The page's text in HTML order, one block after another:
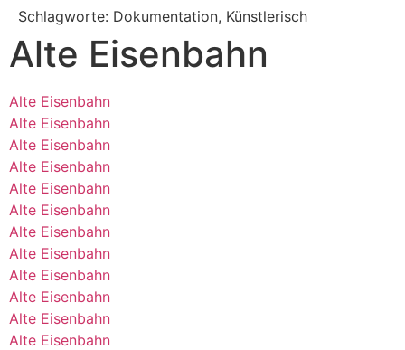
Schlagworte: Dokumentation, Künstlerisch
Alte Eisenbahn
Alte Eisenbahn
Alte Eisenbahn
Alte Eisenbahn
Alte Eisenbahn
Alte Eisenbahn
Alte Eisenbahn
Alte Eisenbahn
Alte Eisenbahn
Alte Eisenbahn
Alte Eisenbahn
Alte Eisenbahn
Alte Eisenbahn